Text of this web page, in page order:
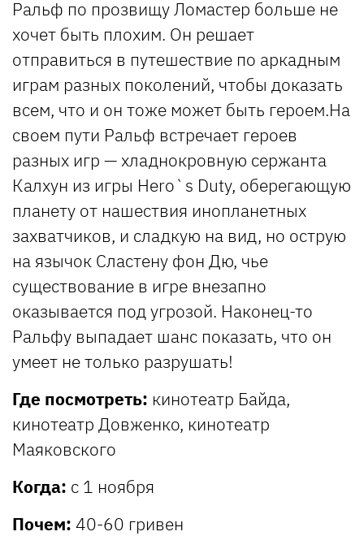
Ральф по прозвищу Ломастер больше не
хочет быть плохим. Он решает
отправиться в путешествие по аркадным
играм разных поколений, чтобы доказать
всем, что и он тоже может быть героем.На
своем пути Ральф встречает героев
разных игр — хладнокровную сержанта
Калхун из игры Hero`s Duty, оберегающую
планету от нашествия инопланетных
захватчиков, и сладкую на вид, но острую
на язычок Сластену фон Дю, чье
существование в игре внезапно
оказывается под угрозой. Наконец-то
Ральфу выпадает шанс показать, что он
умеет не только разрушать!
Где посмотреть: кинотеатр Байда,
кинотеатр Довженко, кинотеатр
Маяковского
Когда: с 1 ноября
Почем: 40-60 гривен